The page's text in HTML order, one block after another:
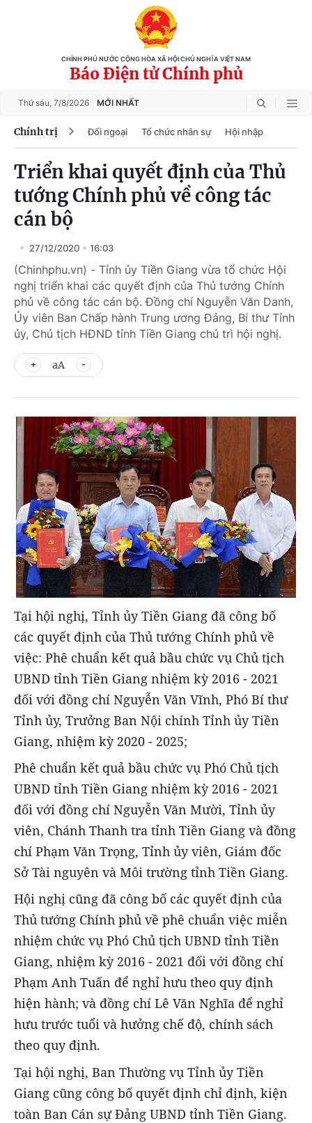
CHÍNH PHỦ NƯỚC CỘNG HÒA XÃ HỘI CHỦ NGHĨA VIỆT NAM
Báo Điện tử Chính phủ
Thứ sáu, 7/8/2026 MỚI NHẤT
Chính trị Đối ngoại Tổ chức nhân sự Hội nhập
Triển khai quyết định của Thủ
tướng Chính phủ về công tác
cán bộ
27/12/2020 16:03
(Chinhphu.vn) - Tỉnh ủy Tiền Giang vừa tổ chức Hội
nghị triển khai các quyết định của Thủ tướng Chính
phủ về công tác cán bộ. Đồng chí Nguyễn Văn Danh,
Ủy viên Ban Chấp hành Trung ương Đảng, Bí thư Tỉnh
ủy, Chủ tịch HĐND tỉnh Tiền Giang chủ trì hội nghị.
aA
Tại hội nghị, Tỉnh ủy Tiền Giang đã công bố
các quyết định của Thủ tướng Chính phủ về
việc: Phê chuẩn kết quả bầu chức vụ Chủ tịch
UBND tỉnh Tiền Giang nhiệm kỳ 2016 - 2021
đối với đồng chí Nguyễn Văn Vĩnh, Phó Bí thư
Tỉnh ủy, Trưởng Ban Nội chính Tỉnh ủy Tiền
Giang, nhiệm kỳ 2020 - 2025;
Phê chuẩn kết quả bầu chức vụ Phó Chủ tịch
UBND tỉnh Tiền Giang nhiệm kỳ 2016 - 2021
đối với đồng chí Nguyễn Văn Mười, Tỉnh ủy
viên, Chánh Thanh tra tỉnh Tiền Giang và đồng
chí Phạm Văn Trọng, Tỉnh ủy viên, Giám đốc
Sở Tài nguyên và Môi trường tỉnh Tiền Giang.
Hội nghị cũng đã công bố các quyết định của
Thủ tướng Chính phủ về phê chuẩn việc miễn
nhiệm chức vụ Phó Chủ tịch UBND tỉnh Tiền
Giang, nhiệm kỳ 2016 - 2021 đối với đồng chí
Phạm Anh Tuấn để nghỉ hưu theo quy định
hiện hành; và đồng chí Lê Văn Nghĩa để nghỉ
hưu trước tuổi và hưởng chế độ, chính sách
theo quy định.
Tại hội nghị, Ban Thường vụ Tỉnh ủy Tiền
Giang cũng công bố quyết định chỉ định, kiện
toàn Ban Cán sự Đảng UBND tỉnh Tiền Giang.